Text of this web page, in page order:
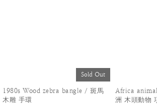
Sold Out
1980s Wood zebra bangle / 斑馬
木雕 手環
Africa
洲 木頭動物